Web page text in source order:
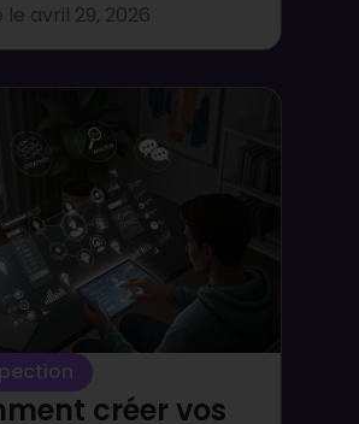
le avril 29, 2026
créer vos